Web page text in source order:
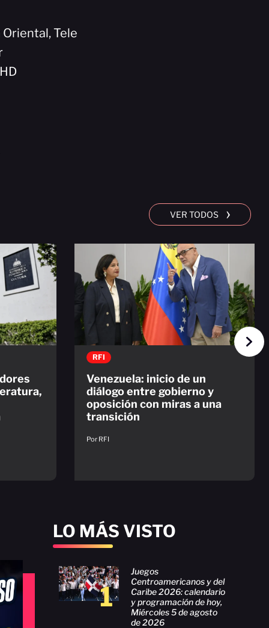
Tele
VER TODOS ›
RFI
Venezuela: inicio de un
diálogo entre gobierno y
oposición con miras a una
transición
Por RFI
LO MÁS VISTO
1
Juegos
Centroamericanos y del
Caribe 2026: calendario
y programación de hoy,
Miércoles 5 de agosto
de 2026